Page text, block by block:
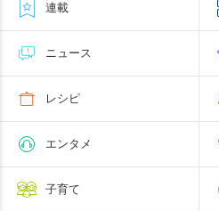
連載
ニュース
レシピ
エンタメ
子育て